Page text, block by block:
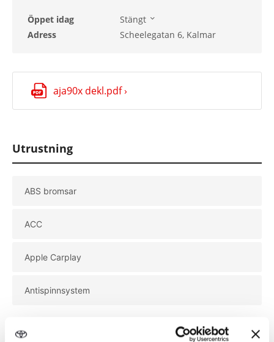
Öppet idag
Stängt
Söndag
Stängt
Onsdag
08:00 - 17:00
Torsdag
Fredag
Adress Scheelegatan 6, Kalmar
aja90x dekl.pdf ›
Utrustning
ABS bromsar
ACC
Apple Carplay
Antispinnsystem